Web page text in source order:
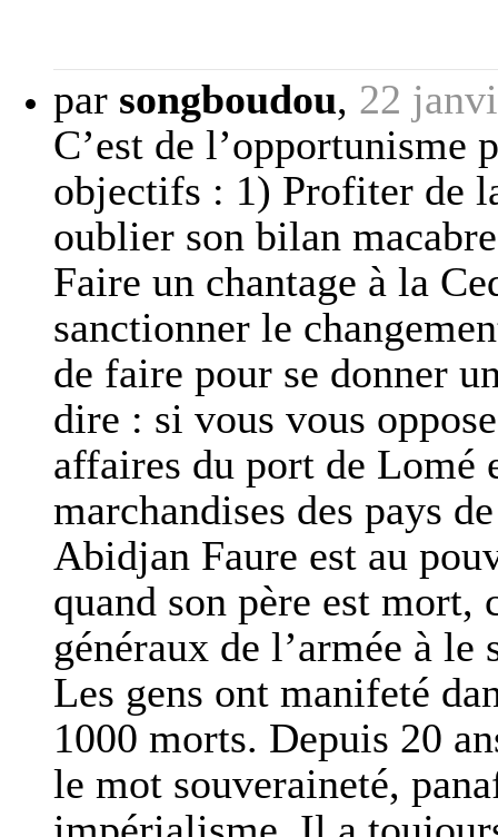
par songboudou, 22
C’est de l’opportunisme
objectifs : 1) Profiter de
oublier son bilan
Faire un chantage à la
sanctionner le
de faire pour se donner
dire : si vous vous
affaires du port de Lomé
marchandises des pays
Abidjan Faure est au
quand son père est mort,
généraux de l’armée à
Les gens ont manifeté
1000 morts. Depuis 20
le mot souveraineté,